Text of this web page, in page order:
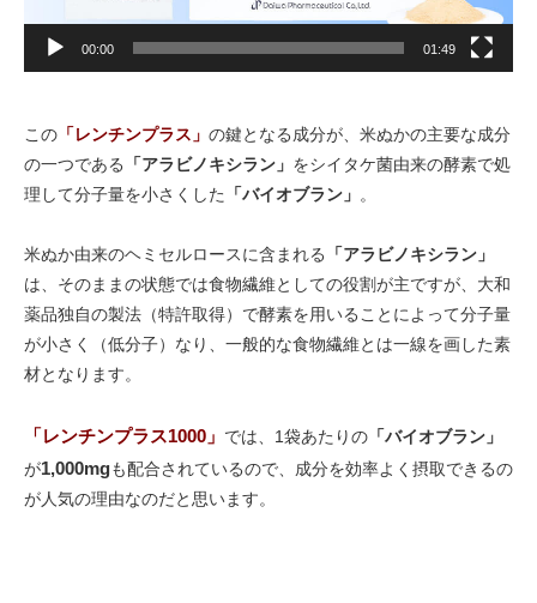
00:00 01:49
この 「レンチンプラス」 の鍵となる成分が、米ぬかの主要な成分
の一つである
「アラビノキシラン」 をシイタケ菌由来の酵素で処
理して分子量を小さくした
「バイオブラン」 。
米ぬか由来のヘミセルロースに含まれる
「アラビノキシラン」
は、そのままの状態では食物繊維としての役割が主ですが、大和
薬品独自の製法（特許取得）で酵素を用いることによって分子量
が小さく（低分子）なり、一般的な食物繊維とは一線を画した素
材となります。
「レンチンプラス1000」 では、1袋あたりの 「バイオブラン」
が1,000mgも配合されているので、成分を効率よく摂取できるの
が人気の理由なのだと思います。